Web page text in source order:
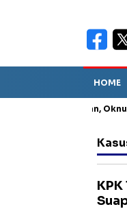
HOME
Penganiayaan, Oknum